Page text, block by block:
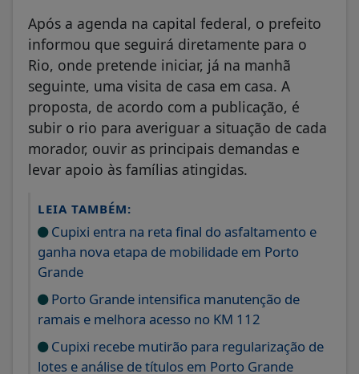
Após a agenda na capital federal, o prefeito
informou que seguirá diretamente para o
Rio, onde pretende iniciar, já na manhã
seguinte, uma visita de casa em casa. A
proposta, de acordo com a publicação, é
subir o rio para averiguar a situação de cada
morador, ouvir as principais demandas e
levar apoio às famílias atingidas.
LEIA TAMBÉM:
Cupixi entra na reta final do asfaltamento e
ganha nova etapa de mobilidade em Porto
Grande
Porto Grande intensifica manutenção de
ramais e melhora acesso no KM 112
Cupixi recebe mutirão para regularização de
lotes e análise de títulos em Porto Grande